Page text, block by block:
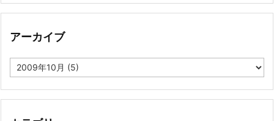
アーカイブ
ア
ー
イ